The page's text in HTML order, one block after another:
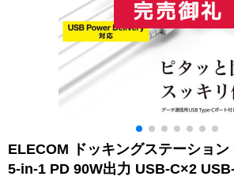
ELECOM ドッキングステーショ
5-in-1 PD 90W出力 USB-C×2